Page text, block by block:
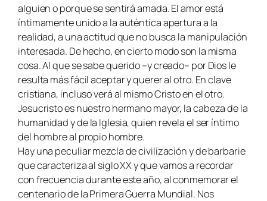
alguien o porque se sentirá amada. El amor está
íntimamente unido a la auténtica apertura a la
realidad, a una actitud que no busca la manipulación
interesada. De hecho, en cierto modo son la misma
cosa. Al que se sabe querido –y creado– por Dios le
resulta más fácil aceptar y querer al otro. En clave
cristiana, incluso verá al mismo Cristo en el otro.
Jesucristo es nuestro hermano mayor, la cabeza de la
humanidad y de la Iglesia, quien revela el ser íntimo
del hombre al propio hombre.
Hay una peculiar mezcla de civilización y de barbarie
que caracteriza al siglo XX y que vamos a recordar
con frecuencia durante este año, al conmemorar el
centenario de la Primera Guerra Mundial. Nos